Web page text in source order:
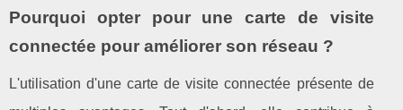
Pourquoi opter pour une carte de visite
connectée pour améliorer son réseau ?
L'utilisation d'une carte de visite connectée présente de